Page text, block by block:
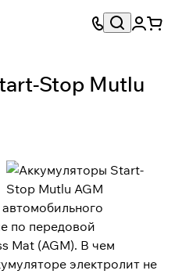
Stop Mutlu
по передовой
Mat (AGM). В чем
электролит не